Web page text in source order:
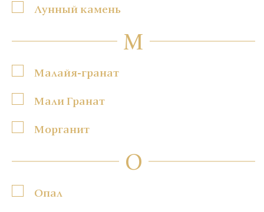
Лунный камень
М
Малайя-гранат
Мали Гранат
Морганит
О
Опал